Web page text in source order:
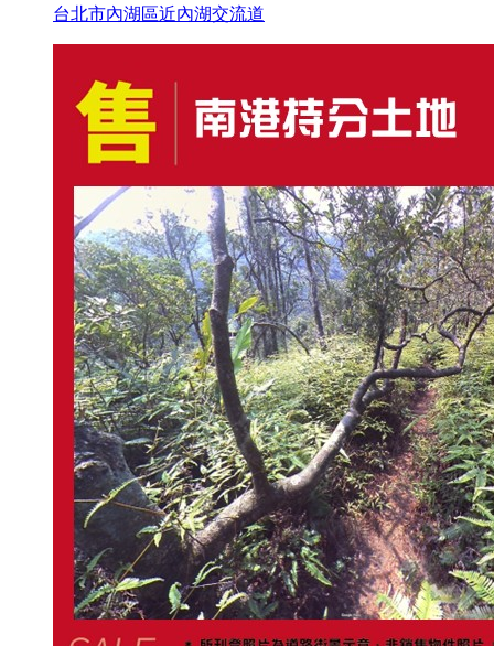
台北市內湖區近內湖交流道